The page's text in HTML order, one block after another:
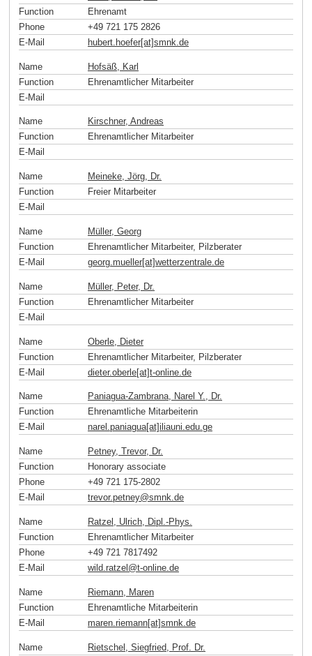
Function
Ehrenamt
Phone
+49 721 175 2826
E-Mail
hubert.hoefer[at]smnk de
Name
Hofsäß, Karl
Function
Ehrenamtlicher Mitarbeiter
E-Mail
Name
Kirschner, Andreas
Function
Ehrenamtlicher Mitarbeiter
E-Mail
Name
Meineke, Jörg, Dr.
Function
Freier Mitarbeiter
E-Mail
Name
Müller, Georg
Function
Ehrenamtlicher Mitarbeiter, Pilzberater
E-Mail
georg.mueller[at]wetterzentrale de
Name
Müller, Peter, Dr.
Function
Ehrenamtlicher Mitarbeiter
E-Mail
Name
Oberle, Dieter
Function
Ehrenamtlicher Mitarbeiter, Pilzberater
E-Mail
dieter.oberle[at]t-online de
Name
Paniagua-Zambrana, Narel Y., Dr.
Function
Ehrenamtliche Mitarbeiterin
E-Mail
narel.paniagua[at]iliauni.edu.ge
Name
Petney, Trevor, Dr.
Function
Honorary associate
Phone
+49 721 175-2802
E-Mail
trevor.petney@smnk.de
Name
Ratzel, Ulrich, Dipl.-Phys.
Function
Ehrenamtlicher Mitarbeiter
Phone
+49 721 7817492
E-Mail
wild.ratzel @t-online de
Name
Riemann, Maren
Function
Ehrenamtliche Mitarbeiterin
E-Mail
maren.riemann[at]smnk de
Name
Rietschel, Siegfried, Prof. Dr.